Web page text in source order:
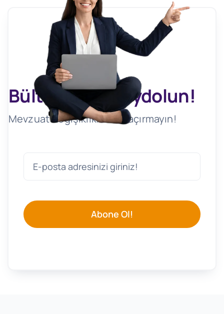
Bültenimize Kaydolun!
Mevzuat Değişikliklerini Kaçırmayın!
Abone Ol!